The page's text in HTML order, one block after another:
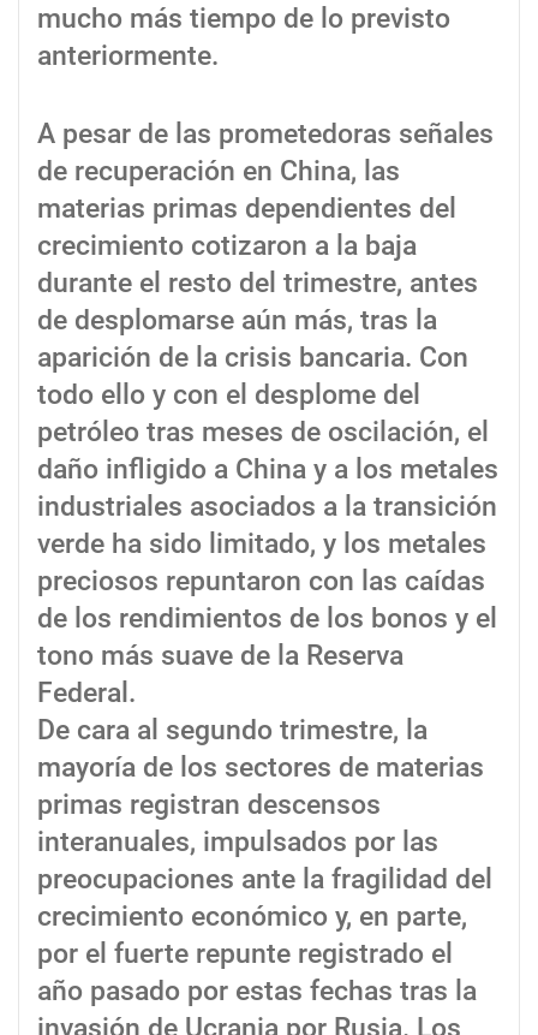
mucho más tiempo de lo previsto
anteriormente.
A pesar de las prometedoras señales
de recuperación en China, las
materias primas dependientes del
crecimiento cotizaron a la baja
durante el resto del trimestre, antes
de desplomarse aún más, tras la
aparición de la crisis bancaria. Con
todo ello y con el desplome del
petróleo tras meses de oscilación, el
daño infligido a China y a los metales
industriales asociados a la transición
verde ha sido limitado, y los metales
preciosos repuntaron con las caídas
de los rendimientos de los bonos y el
tono más suave de la Reserva
Federal.
De cara al segundo trimestre, la
mayoría de los sectores de materias
primas registran descensos
interanuales, impulsados por las
preocupaciones ante la fragilidad del
crecimiento económico y, en parte,
por el fuerte repunte registrado el
año pasado por estas fechas tras la